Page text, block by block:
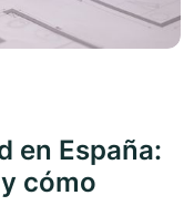
en España:
cómo